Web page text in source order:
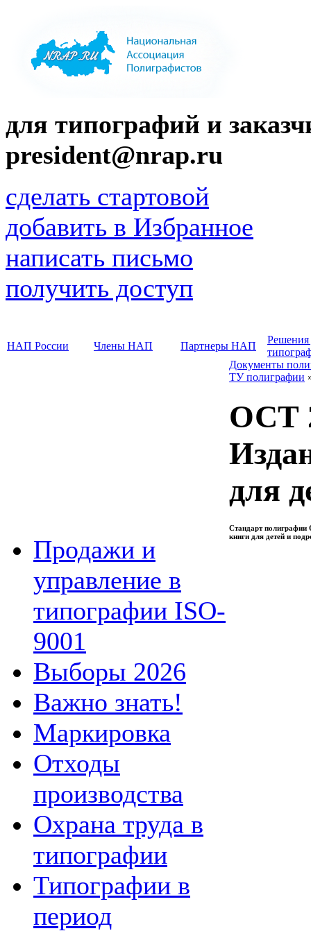
для типографий и
president@nrap.ru
сделать стартовой
добавить в Избранное
написать письмо
получить доступ
НАП России Члены НАП Партнеры НАП
Решения
Продажи и
управление в
типографии ISO-
9001
Выборы 2026
Важно знать!
Маркировка
Отходы
производства
Охрана труда в
типографии
Типографии в
период
Документы
ТУ полиграфии
ОСТ
для
Стандарт
книги для детей и